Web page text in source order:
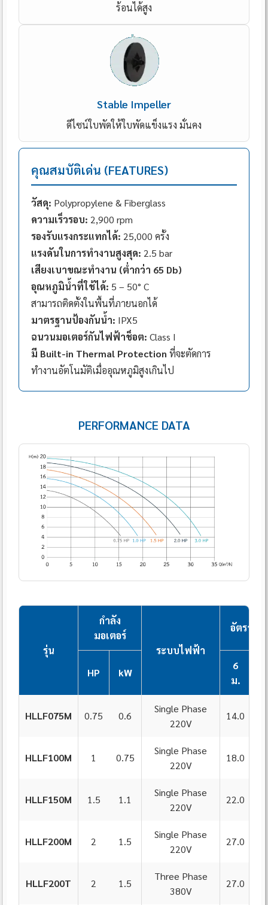
ร้อนได้สูง
Stable Impeller
ดีไซน์ใบพัดให้ใบพัดแข็งแรง มั่นคง
คุณสมบัติเด่น (FEATURES)
วัสดุ: Polypropylene & Fiberglass
ความเร็วรอบ: 2,900 rpm
รองรับแรงกระแทกได้: 25,000 ครั้ง
แรงดันในการทำงานสูงสุด: 2.5 bar
เสียงเบาขณะทำงาน (ต่ำกว่า 65 Db)
อุณหภูมิน้ำที่ใช้ได้: 5 – 50° C
สามารถติดตั้งในพื้นที่ภายนอกได้
มาตรฐานป้องกันน้ำ: IPX5
ฉนวนมอเตอร์กันไฟฟ้าช็อต: Class I
มี Built-in Thermal Protection ที่จะตัดการ
ทำงานอัตโนมัติเมื่ออุณหภูมิสูงเกินไป
PERFORMANCE DATA
รุ่น
กำลัง
มอเตอร์
ระบบไฟฟ้า
อัตรากา
HP kW
6
ม.
HLLF075M 0.75 0.6
Single Phase
220V
14.0
HLLF100M 1 0.75
Single Phase
220V
18.0
HLLF150M 1.5 1.1
Single Phase
220V
22.0
HLLF200M 2 1.5
Single Phase
220V
27.0
HLLF200T 2 1.5
Three Phase
380V
27.0